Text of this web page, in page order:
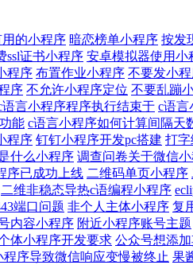
的小程序 暗恋榜单小程序 按发
ssl证书小程序 安卓模拟器使用小
程序 布置作业小程序 不要发小
序 不允许小程序定位 不要乱蹦
语言小程序程序执行结束于 c语言
能 c语言小程序如何计算间隔天
程序 钉钉小程序开发pc搭建 打
什么小程序 调查问卷关于微信
序已成功上线 二维码单页小程序
二维非稳态导热c语编程小程序
端口问题 非个人主体小程序 复
内容小程序 附近小程序账号主题
体小程序开发要求 公众号想添
程序导致微信响应变慢被终止 果